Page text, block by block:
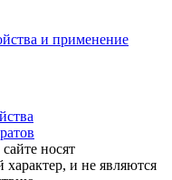
и применение
носят
и не являются